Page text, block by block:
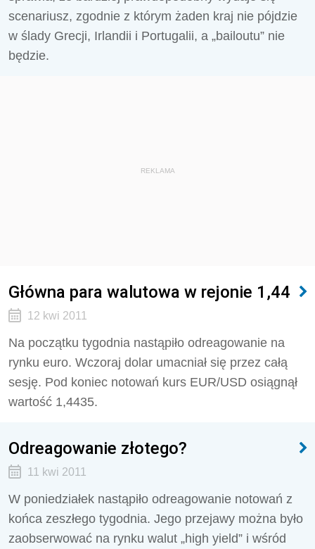
scenariusz, zgodnie z którym żaden kraj nie pójdzie
w ślady Grecji, Irlandii i Portugalii, a „bailoutu” nie
będzie.
REKLAMA
Główna para walutowa w rejonie 1,44
12 kwi 2011
Na początku tygodnia nastąpiło odreagowanie na
rynku euro. Wczoraj dolar umacniał się przez całą
sesję. Pod koniec notowań kurs EUR/USD osiągnął
wartość 1,4435.
Odreagowanie złotego?
11 kwi 2011
W poniedziałek nastąpiło odreagowanie notowań z
końca zeszłego tygodnia. Jego przejawy można było
zaobserwować na rynku walut „high yield” i wśród